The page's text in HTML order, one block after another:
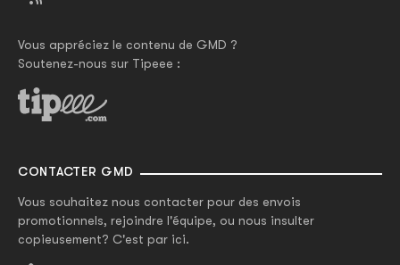
Vous appréciez le contenu de GMD ?
Soutenez-nous sur Tipeee :
CONTACTER GMD
Vous souhaitez nous contacter pour des envois
promotionnels, rejoindre l'équipe, ou nous insulter
copieusement? C'est par ici.